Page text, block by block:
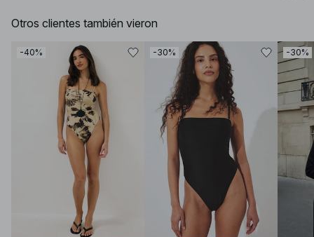
Otros clientes también vieron
-40% -30% -30%